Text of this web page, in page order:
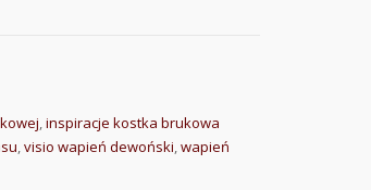
,inspiracje kostka brukowa
,visio wapień dewoński,wapień